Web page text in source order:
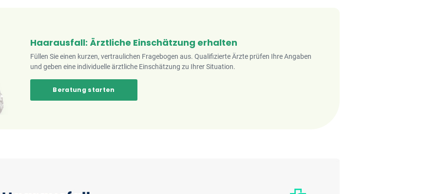
Haarausfall: Ärztliche Einschätzung erhalten
Füllen Sie einen kurzen, vertraulichen Fragebogen aus. Qualifizierte Ärzte prüfen Ihre Angaben
und geben eine individuelle ärztliche Einschätzung zu Ihrer Situation.
Beratung starten